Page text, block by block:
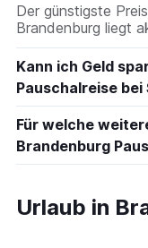
Der günstigste
Brandenburg liegt
Kann ich Geld
Pauschalreise bei
Für welche
Brandenburg
Urlaub in